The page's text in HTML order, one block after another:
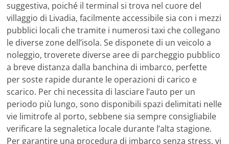
suggestiva, poiché il terminal si trova nel cuore del
villaggio di Livadia, facilmente accessibile sia con i mezzi
pubblici locali che tramite i numerosi taxi che collegano
le diverse zone dell’isola. Se disponete di un veicolo a
noleggio, troverete diverse aree di parcheggio pubblico
a breve distanza dalla banchina di imbarco, perfette
per soste rapide durante le operazioni di carico e
scarico. Per chi necessita di lasciare l’auto per un
periodo più lungo, sono disponibili spazi delimitati nelle
vie limitrofe al porto, sebbene sia sempre consigliabile
verificare la segnaletica locale durante l’alta stagione.
Per garantire una procedura di imbarco senza stress, vi